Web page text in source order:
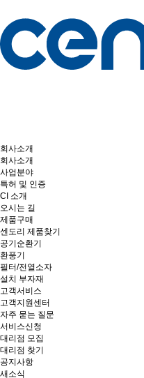
회사소개
회사소개
사업분야
특허 및 인증
CI 소개
오시는 길
제품구매
센도리 제품찾기
공기순환기
환풍기
필터/전열소자
설치 부자재
고객서비스
고객지원센터
자주 묻는 질문
서비스신청
대리점 모집
대리점 찾기
공지사항
새소식